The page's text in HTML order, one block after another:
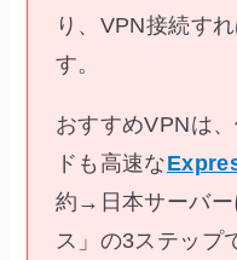
り、VPN接続す
す。
おすすめVPNは
ドも高速な
約→日本サーバ
ス」の3ステップ